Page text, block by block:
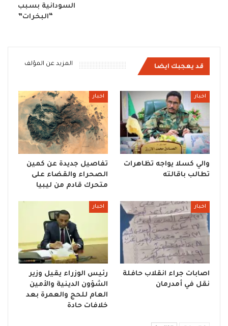
السودانية بسبب
“البخرات”
قد يعجبك ايضا المزيد عن المؤلف
اخبار
والي كسلا يواجه تظاهرات
تطالب باقالته
اخبار
تفاصيل جديدة عن كمين
الصحراء والقضاء على
متحرك قادم من ليبيا
اخبار
اصابات جراء انقلاب حافلة
نقل في أمدرمان
اخبار
رئيس الوزراء يقيل وزير
الشؤون الدينية والأمين
العام للحج والعمرة بعد
خلافات حادة